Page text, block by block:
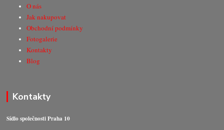
O nás
Jak nakupovat
Obchodní podmínky
Fotogalerie
Kontakty
Blog
Kontakty
Sídlo společnosti Praha 10